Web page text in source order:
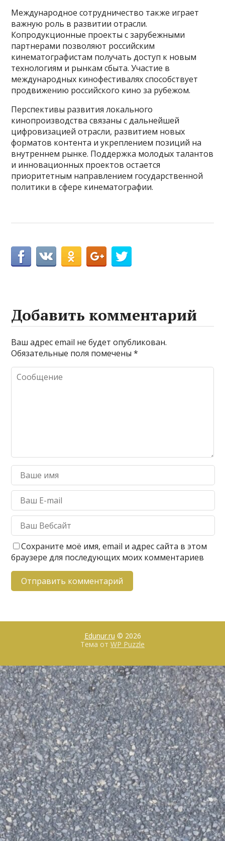
Международное сотрудничество также играет
важную роль в развитии отрасли.
Копродукционные проекты с зарубежными
партнерами позволяют российским
кинематографистам получать доступ к новым
технологиям и рынкам сбыта. Участие в
международных кинофестивалях способствует
продвижению российского кино за рубежом.
Перспективы развития локального
кинопроизводства связаны с дальнейшей
цифровизацией отрасли, развитием новых
форматов контента и укреплением позиций на
внутреннем рынке. Поддержка молодых талантов
и инновационных проектов остается
приоритетным направлением государственной
политики в сфере кинематографии.
Добавить комментарий
Ваш адрес email не будет опубликован.
Обязательные поля помечены*
Сохраните моё имя, email и адрес сайта в этом
браузере для последующих моих комментариев
Edunur.ru © 2026
Тема от WP Puzzle